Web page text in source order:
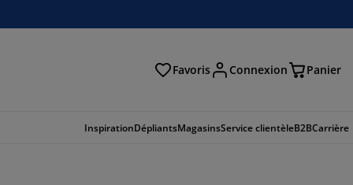
Favoris Connexion Panier
InspirationDépliantsMagasinsService clientèleB2BCarrière